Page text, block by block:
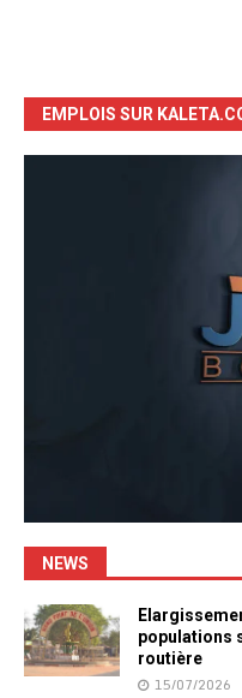
EMPLOIS SUR
NEWS
populations
routière
15/07/2026